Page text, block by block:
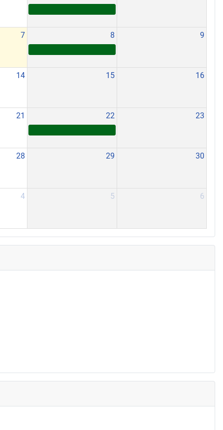
7 8 9
14 15 16
21 22 23
28 29 30
4 5 6